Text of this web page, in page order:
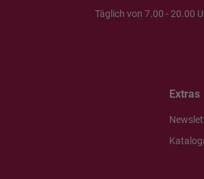
Täglich von 7.00 - 20.00
Extras